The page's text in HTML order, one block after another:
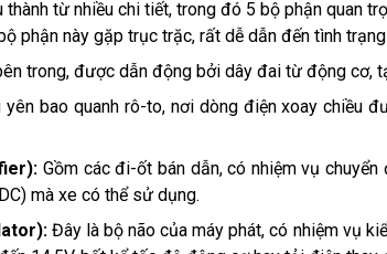
từ nhiều chi tiết, trong đó 5 bộ phận quan
phận này gặp trục trặc, rất dễ dẫn đến tình trạng
trong, được dẫn động bởi dây đai từ động cơ,
bao quanh rô-to, nơi dòng điện xoay chiều
Gồm các đi-ốt bán dẫn, có nhiệm vụ
mà xe có thể sử dụng.
Đây là bộ não của máy phát, có nhiệm vụ